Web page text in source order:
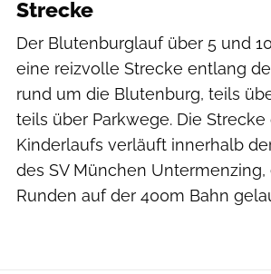
Strecke
Der Blutenburglauf über 5 und
eine reizvolle Strecke entlang
rund um die Blutenburg, teils
teils über Parkwege. Die Strecke
Kinderlaufs verläuft innerhalb
des SV München Untermenzing,
Runden auf der 400m Bahn